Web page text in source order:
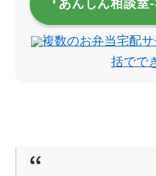
『あんしん相談室
複数のお弁当宅配
括でで